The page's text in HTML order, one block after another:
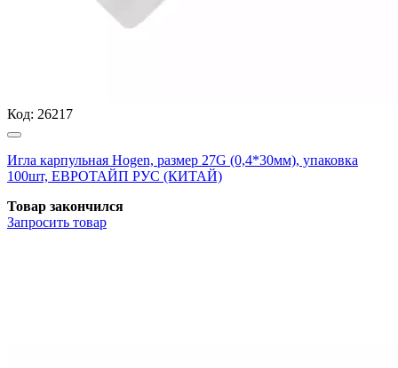
Код: 26217
Игла карпульная Hogen, размер 27G (0,4*30мм), упаковка
100шт, ЕВРОТАЙП РУС (КИТАЙ)
Товар закончился
Запросить товар